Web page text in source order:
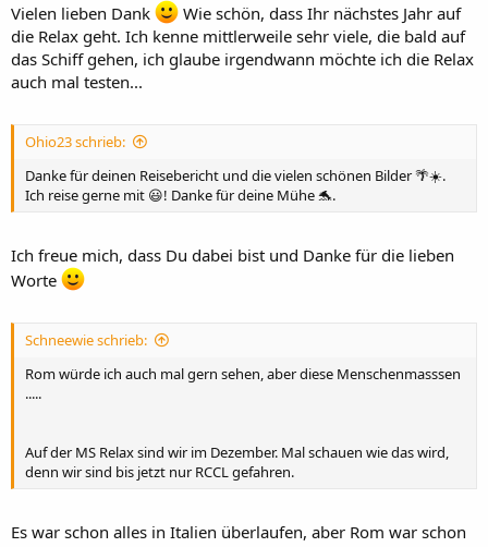
Vielen lieben Dank
Wie schön, dass Ihr nächstes Jahr auf
die Relax geht. Ich kenne mittlerweile sehr viele, die bald auf
das Schiff gehen, ich glaube irgendwann möchte ich die Relax
auch mal testen...
Ohio23 schrieb:
Danke für deinen Reisebericht und die vielen schönen Bilder 🌴☀️.
Ich reise gerne mit 😃! Danke für deine Mühe 🐬.
Ich freue mich, dass Du dabei bist und Danke für die lieben
Worte
Schneewie schrieb:
Rom würde ich auch mal gern sehen, aber diese Menschenmasssen
.....
Auf der MS Relax sind wir im Dezember. Mal schauen wie das wird,
denn wir sind bis jetzt nur RCCL gefahren.
Es war schon alles in Italien überlaufen, aber Rom war schon